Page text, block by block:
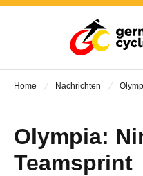
Home Nachrichten
Olympia:
Teamsprint